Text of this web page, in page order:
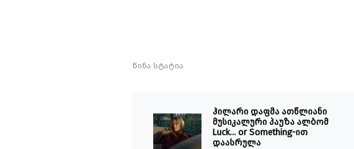
წინა სტატია
ჰილარი დაფმა ათწლიანი
მუსიკალური პაუზა ალბომ
Luck… or Something-ით
დაასრულა